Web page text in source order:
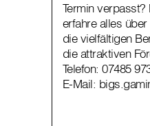
Termin
erfahre alles
die vielfältigen
die attraktiven
Telefon:07485
E-Mail: